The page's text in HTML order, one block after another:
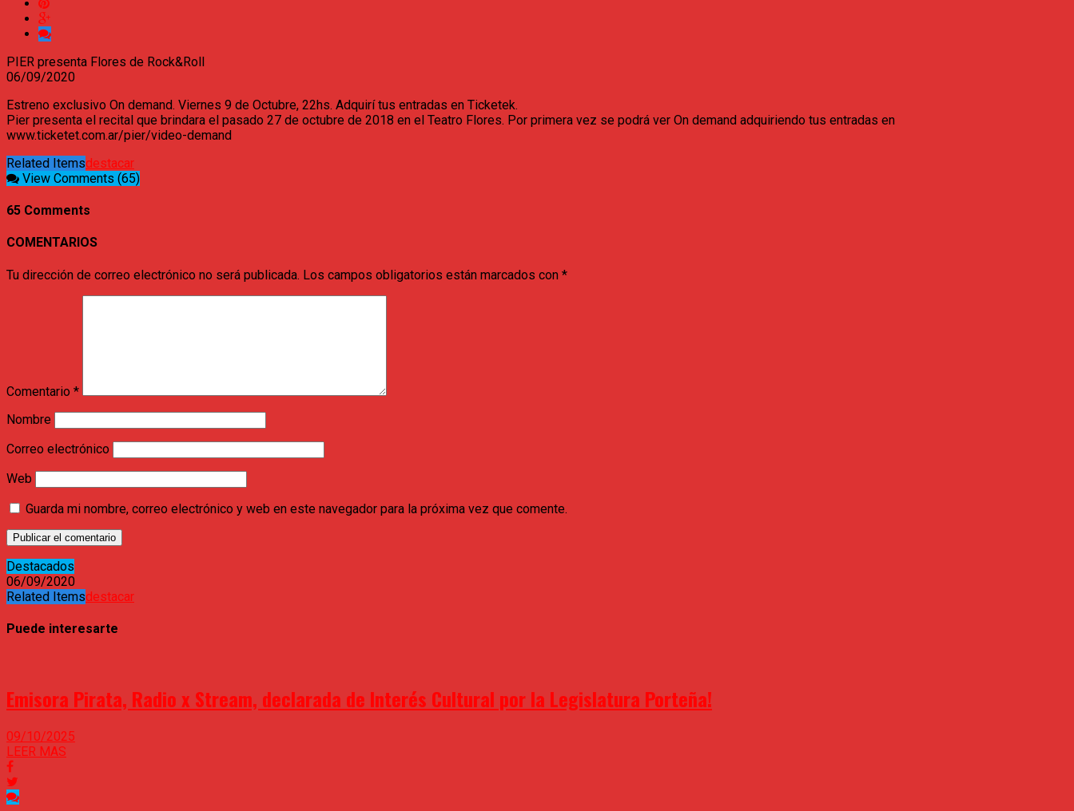
PIER presenta Flores de Rock&Roll
06/09/2020
Estreno exclusivo On demand. Viernes 9 de Octubre, 22hs. Adquirí tus entradas en Ticketek.
Pier presenta el recital que brindara el pasado 27 de octubre de 2018 en el Teatro Flores. Por primera vez se podrá ver On demand adquiriendo tus entradas en
www.ticketet.com.ar/pier/video-demand
Related Itemsdestacar
View Comments (65)
65 Comments
COMENTARIOS
Tu dirección de correo electrónico no será publicada. Los campos obligatorios están marcados con *
Comentario *
Nombre
Correo electrónico
Web
Guarda mi nombre, correo electrónico y web en este navegador para la próxima vez que comente.
Destacados
06/09/2020
Related Itemsdestacar
Puede interesarte
Emisora Pirata, Radio x Stream, declarada de Interés Cultural por la Legislatura Porteña!
09/10/2025
LEER MAS